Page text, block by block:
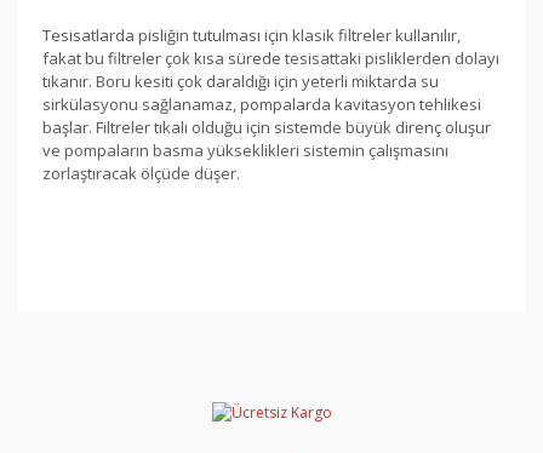
Tesisatlarda pisliğin tutulması için klasik filtreler kullanılır,
fakat bu filtreler çok kısa sürede tesisattaki pisliklerden dolayı
tıkanır. Boru kesiti çok daraldığı için yeterli miktarda su
sirkülasyonu sağlanamaz, pompalarda kavitasyon tehlikesi
başlar. Filtreler tıkalı olduğu için sistemde büyük direnç oluşur
ve pompaların basma yükseklikleri sistemin çalışmasını
zorlaştıracak ölçüde düşer.
Yorum Yaz